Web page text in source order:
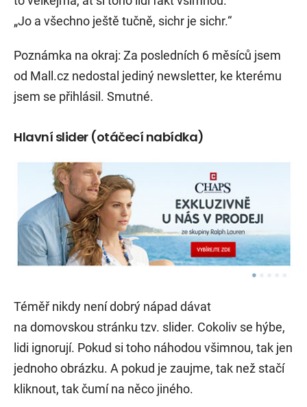
„Jo a všechno ještě tučně, sichr je sichr.“
Poznámka na okraj: Za posledních 6 měsíců jsem
od Mall.cz nedostal jediný newsletter, ke kterému
jsem se přihlásil. Smutné.
Hlavní slider (otáčecí nabídka)
Téměř nikdy není dobrý nápad dávat
na domovskou stránku tzv. slider. Cokoliv se hýbe,
lidi ignorují. Pokud si toho náhodou všimnou, tak jen
jednoho obrázku. A pokud je zaujme, tak než stačí
kliknout, tak čumí na něco jiného.